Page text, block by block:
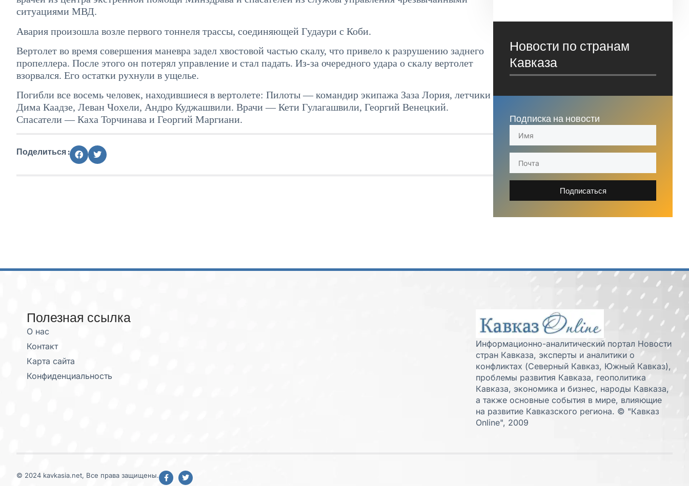
ситуациями МВД.
Авария произошла возле первого тоннеля трассы, соединяющей Гудаури с Коби.
Вертолет во время совершения маневра задел хвостовой частью скалу, что привело к разрушению заднего
пропеллера. После этого он потерял управление и стал падать. Из-за очередного удара о скалу вертолет
взорвался. Его остатки рухнули в ущелье.
Погибли все восемь человек, находившиеся в вертолете: Пилоты — командир экипажа Заза Лория, летчики
Дима Каадзе, Леван Чохели, Андро Куджашвили. Врачи — Кети Гулагашвили, Георгий Венецкий.
Спасатели — Каха Торчинава и Георгий Маргиани.
Поделиться :
Новости по странам
Кавказа
Подписка на новости
Подписаться
Полезная ссылка
О нас
Контакт
Карта сайта
Конфиденциальность
Информационно-аналитический портал Новости
стран Кавказа, эксперты и аналитики о
конфликтах (Северный Кавказ, Южный Кавказ),
проблемы развития Кавказа, геополитика
Кавказа, экономика и бизнес, народы Кавказа,
а также основные события в мире, влияющие
на развитие Кавказского региона. © "Кавказ
Online", 2009
© 2024 kavkasia.net, Все права защищены.